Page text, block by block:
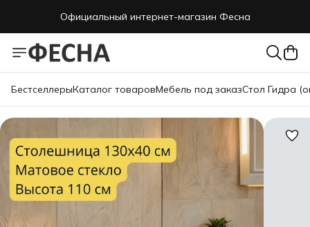
Официальный интернет-магазин Фесна
БестселлерыКаталог товаровМебель под заказСтол Гидра